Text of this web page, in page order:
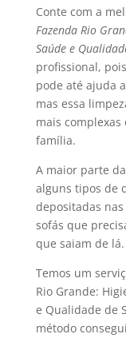
Conte com a
Fazenda Rio
Saúde e
profissional,
pode até ajuda
mas essa
mais
família.
A maior parte
alguns tipos de
depositadas
sofás que
que saiam de lá.
Temos um
Rio Grande:
e Qualidade de
método